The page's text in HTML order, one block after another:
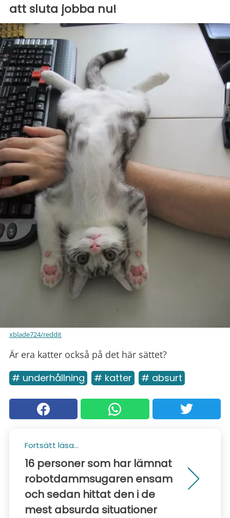
att sluta jobba nu!
xblade724/reddit
Är era katter också på det här sättet?
# underhållning # katter # absurt
Fortsätt läsa...
16 personer som har lämnat
robotdammsugaren ensam
och sedan hittat den i de
mest absurda situationer